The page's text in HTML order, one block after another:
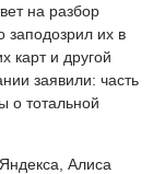
на разбор
заподозрил их в
карт и другой
заявили: часть
о тотальной
Яндекса, Алиса